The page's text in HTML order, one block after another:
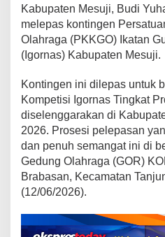
a
m
a
K
i
n
y
a
K
e
t
K
O
Kabupaten Mesuji, Budi
melepas kontingen
Olahraga (PKKGO) Ikatan
(Igornas) Kabupaten Mesuji.
Kontingen ini dilepas untuk
Kompetisi Igornas Tingkat
diselenggarakan di
2026. Prosesi pelepasan
dan penuh semangat ini di
Gedung Olahraga (GOR)
Brabasan, Kecamatan
(12/06/2026).